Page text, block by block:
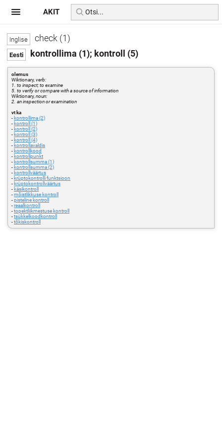
check (1)
kontrollima (1); kontroll (5)
olemus
Wiktionary,verb:
1. to inspect; to examine
5. to verify or compare with a source of information
Wiktionary,noun:
2. an inspection or examination
vt ka
- kontrollima (2)
- kontroll (1)
- kontroll (2)
- kontroll (3)
- kontroll (4)
- kontrollavaldis
- kontrollkood
- kontrollpunkt
- kontrollsumma (1)
- kontrollsumma (2)
- kontrollväärtus
- krüptokontrolli funktsioon
- krüptokontrollväärtus
- käsikontroll
-mõistlikkuse kontroll
-pisteline kontroll
-reaalkontroll
-topektliikmestuse kontroll
-tsükkelkoodkontroll
-tõkiskontroll
AKIT